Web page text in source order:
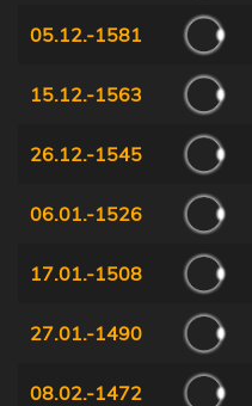
05.12.-1581
15.12.-1563
26.12.-1545
06.01.-1526
17.01.-1508
27.01.-1490
08.02.-1472